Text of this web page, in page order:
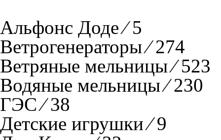
Альфонс Доде ⁄ 5
Ветрогенераторы ⁄ 274
Ветряные мельницы ⁄ 523
Водяные мельницы ⁄ 230
ГЭС ⁄ 38
Детские игрушки ⁄ 9